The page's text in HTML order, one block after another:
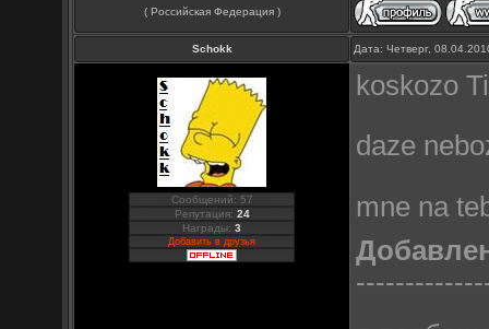
( Российская Федерация )
Schokk Дата: Четверг,
Сообщений: 57
Репутация: 24
Награды:3
Добавить в друзья
koskozo
daze
mne na